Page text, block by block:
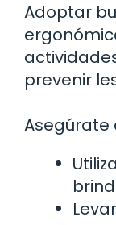
Adoptar
prevenir
Asegúrate